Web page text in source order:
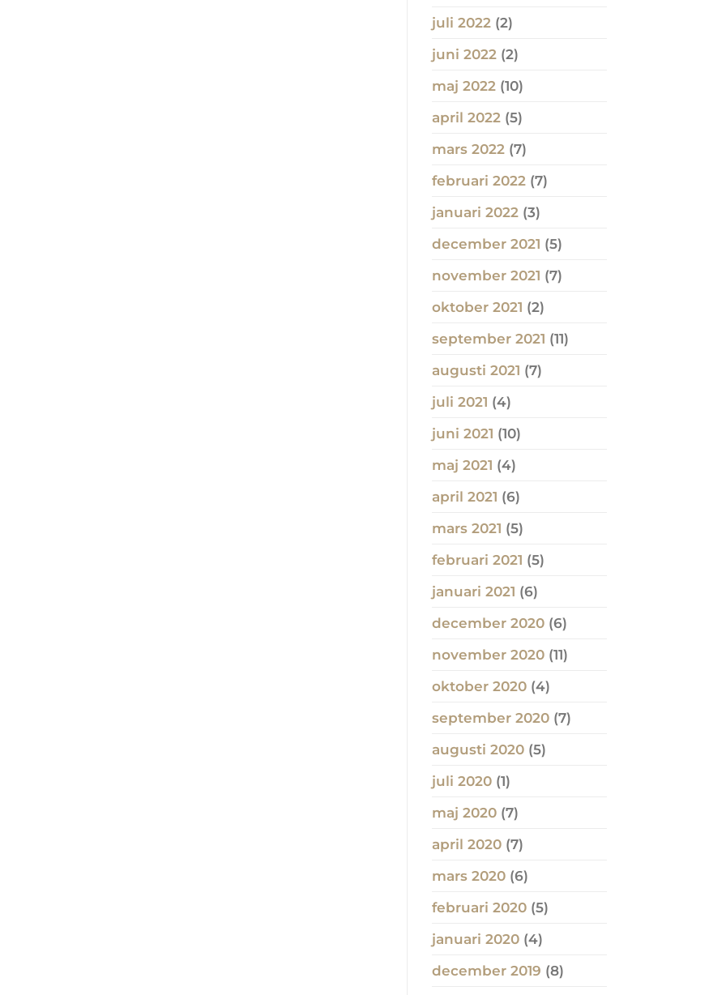
juli 2022(2)
juni 2022(2)
maj 2022(10)
april 2022(5)
mars 2022(7)
februari 2022(7)
januari 2022(3)
december 2021 (5)
november 2021 (7)
oktober 2021 (2)
september 2021 (11)
augusti 2021 (7)
juli 2021 (4)
juni 2021 (10)
maj 2021 (4)
april 2021 (6)
mars 2021 (5)
februari 2021 (5)
januari 2021 (6)
december 2020(6)
november 2020(11)
oktober 2020(4)
september 2020(7)
augusti 2020(5)
juli 2020(1)
maj 2020(7)
april 2020(7)
mars 2020(6)
februari 2020(5)
januari 2020(4)
december 2019 (8)